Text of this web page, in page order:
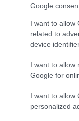
Google
I want to allow
related to
device
I want to allow
Google for
I want to allow
personalized
effettivi.
Il tema diventa
magistratura
riguardano
consultazione,